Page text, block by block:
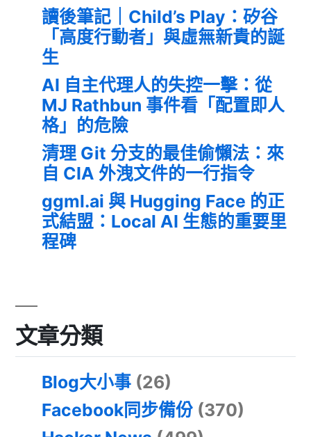
讀後筆記｜Child’s Play：矽谷
「高度行動者」與虛無新貴的誕
生
AI 自主代理人的失控一擊：從
MJ Rathbun 事件看「配置即人
格」的危險
清理 Git 分支的最佳偷懶法：來
自 CIA 外洩文件的一行指令
ggml.ai 與 Hugging Face 的正
式結盟：Local AI 生態的重要里
程碑
文章分類
Blog大小事 (26)
Facebook同步備份 (370)